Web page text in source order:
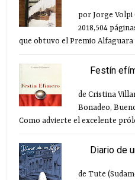
por Jorge Volpi
2018,504
que obtuvo el Premio Alfaguara
Festín
de Cristina
Bonadeo,
Como advierte el excelente
Diario de
de Tute